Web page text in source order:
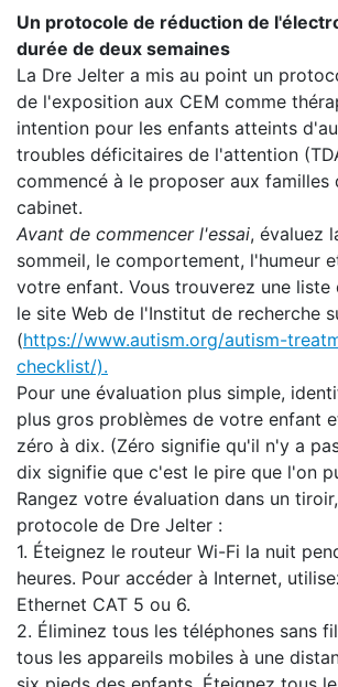
Un protocole de réduction de
durée de deux semaines
La Dre Jelter a mis au point un
de l'exposition aux CEM comme
intention pour les enfants atteints
troubles déficitaires de l'attention
commencé à le proposer aux familles
cabinet.
Avant de commencer l'essai, évaluez
sommeil, le comportement, l'humeur
votre enfant. Vous trouverez une liste
le site Web de l'Institut de recherche
(https://www.autism.org/autism-
checklist/).
Pour une évaluation plus simple,
plus gros problèmes de votre enfant
zéro à dix. (Zéro signifie qu'il n'y a
dix signifie que c'est le pire que l'on
Rangez votre évaluation dans un
protocole de Dre Jelter :
1. Éteignez le routeur Wi-Fi la nuit
heures. Pour accéder à Internet,
Ethernet CAT 5 ou 6.
2. Éliminez tous les téléphones sans
tous les appareils mobiles à une